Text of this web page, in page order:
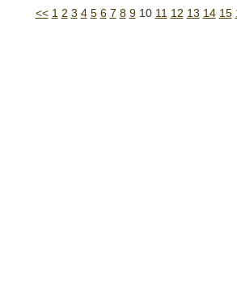
<< 1 2 3 4 5 6 7 8 910 11 12 13 14 15